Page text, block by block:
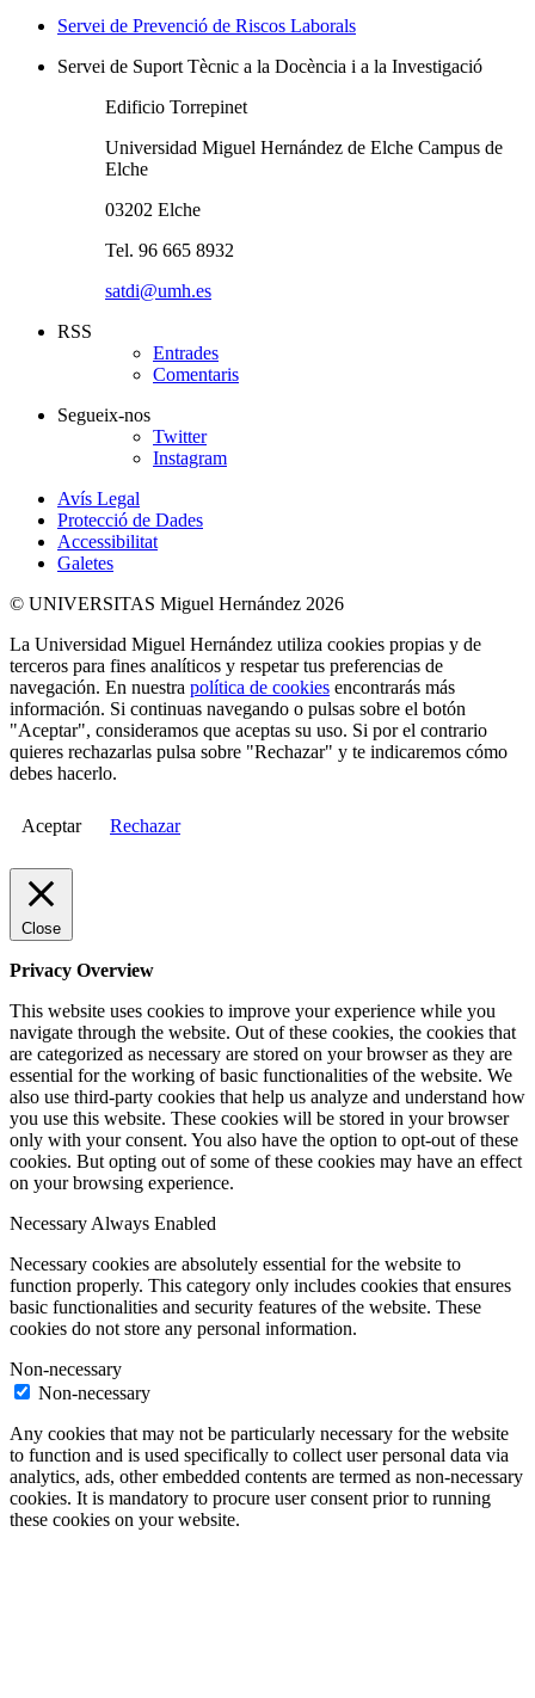
Servei de Prevenció de Riscos Laborals
Servei de Suport Tècnic a la Docència i a la Investigació
Edificio Torrepinet
Universidad Miguel Hernández de Elche Campus de
Elche
03202 Elche
Tel. 96 665 8932
satdi@umh.es
RSS
Entrades
Comentaris
Segueix-nos
Twitter
Instagram
Avís Legal
Protecció de Dades
Accessibilitat
Galetes
© UNIVERSITAS Miguel Hernández 2026
La Universidad Miguel Hernández utiliza cookies propias y de
terceros para fines analíticos y respetar tus preferencias de
navegación. En nuestra política de cookies encontrarás más
información. Si continuas navegando o pulsas sobre el botón
"Aceptar", consideramos que aceptas su uso. Si por el contrario
quieres rechazarlas pulsa sobre "Rechazar" y te indicaremos cómo
debes hacerlo.
Aceptar Rechazar
Close
Privacy Overview
This website uses cookies to improve your experience while you
navigate through the website. Out of these cookies, the cookies that
are categorized as necessary are stored on your browser as they are
essential for the working of basic functionalities of the website. We
also use third-party cookies that help us analyze and understand how
you use this website. These cookies will be stored in your browser
only with your consent. You also have the option to opt-out of these
cookies. But opting out of some of these cookies may have an effect
on your browsing experience.
Necessary Always Enabled
Necessary cookies are absolutely essential for the website to
function properly. This category only includes cookies that ensures
basic functionalities and security features of the website. These
cookies do not store any personal information.
Non-necessary
Non-necessary
Any cookies that may not be particularly necessary for the website
to function and is used specifically to collect user personal data via
analytics, ads, other embedded contents are termed as non-necessary
cookies. It is mandatory to procure user consent prior to running
these cookies on your website.